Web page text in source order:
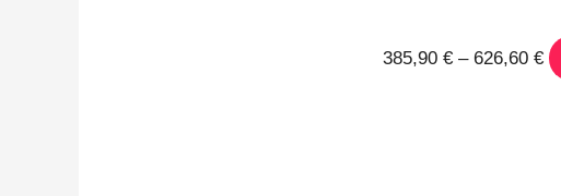
385,90 € – 626,60 €